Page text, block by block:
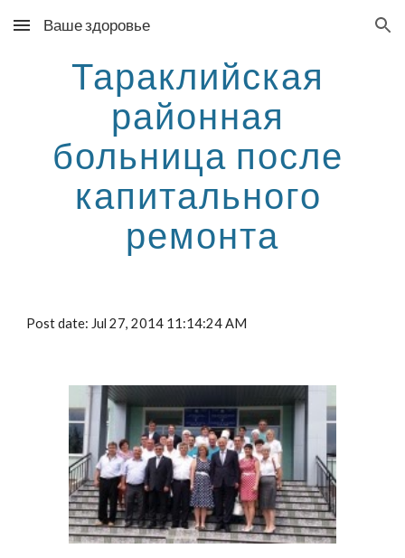
Skip to main content Skip to navigation
Ваше здоровье
Тараклийская
районная
больница после
капитального
ремонта
Post date: Jul 27, 2014 11:14:24 AM